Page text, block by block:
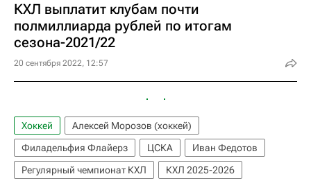
КХЛ выплатит клубам почти
полмиллиарда рублей по итогам
сезона-2021/22
20 сентября 2022, 12:57
Хоккей
Алексей Морозов (хоккей)
Филадельфия Флайерз
ЦСКА
Иван Федотов
Регулярный чемпионат КХЛ
КХЛ 2025-2026